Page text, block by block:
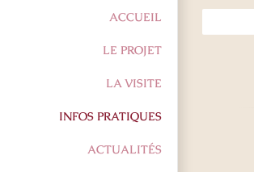
ACCUEIL
LE PROJET
LA VISITE
INFOS PRATIQUES
ACTUALITÉS